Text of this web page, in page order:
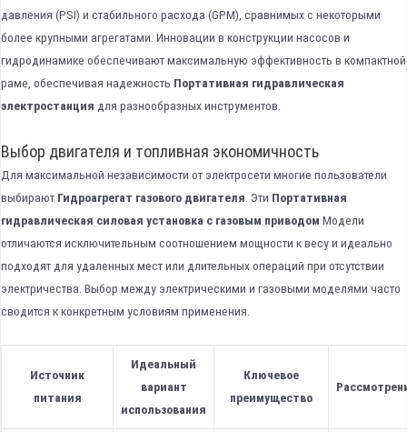
давления (PSI) и стабильного расхода (GPM), сравнимых с некоторыми
более крупными агрегатами. Инновации в конструкции насосов и
гидродинамике обеспечивают максимальную эффективность в компактной
раме, обеспечивая надежность Портативная гидравлическая
электростанция для разнообразных инструментов.
Выбор двигателя и топливная экономичность
Для максимальной независимости от электросети многие пользователи
выбирают Гидроагрегат газового двигателя . Эти Портативная
гидравлическая силовая установка с газовым приводом Модели
отличаются исключительным соотношением мощности к весу и идеально
подходят для удаленных мест или длительных операций при отсутствии
электричества. Выбор между электрическими и газовыми моделями часто
сводится к конкретным условиям применения.
Источник
питания
Идеальный
вариант
использования
Ключевое
преимущество